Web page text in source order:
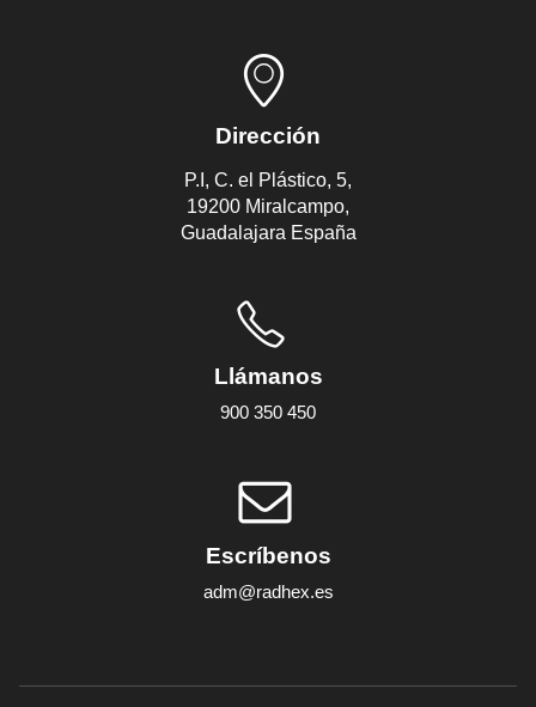
Dirección
P.I, C. el Plástico, 5,
19200 Miralcampo,
Guadalajara España
Llámanos
900 350 450
Escríbenos
adm@radhex.es